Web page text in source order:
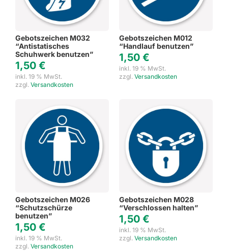
Gebotszeichen M032
“Antistatisches
Schuhwerk benutzen”
1,50 €
inkl. 19 % MwSt.
zzgl. Versandkosten
Gebotszeichen M012
“Handlauf benutzen”
1,50 €
inkl. 19 % MwSt.
zzgl. Versandkosten
Gebotszeichen M026
“Schutzschürze
benutzen”
1,50 €
inkl. 19 % MwSt.
zzgl. Versandkosten
Gebotszeichen M028
“Verschlossen halten”
1,50 €
inkl. 19 % MwSt.
zzgl. Versandkosten